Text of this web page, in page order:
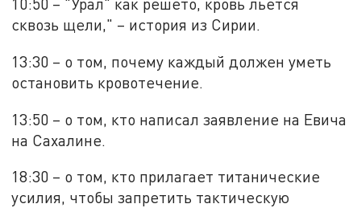
10:50 – "Урал" как решето, кровь льется
сквозь щели," – история из Сирии.
13:30 – о том, почему каждый должен уметь
остановить кровотечение.
13:50 – о том, кто написал заявление на Евича
на Сахалине.
18:30 – о том, кто прилагает титанические
усилия, чтобы запретить тактическую